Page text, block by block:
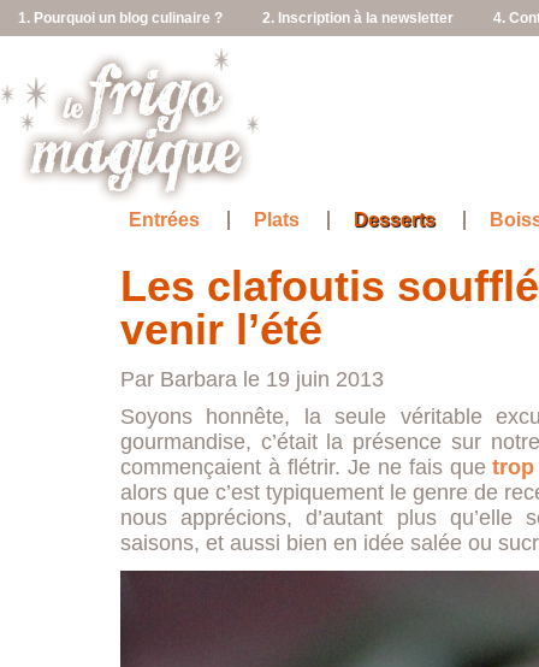
1. Pourquoi un blog culinaire ? 2. Inscription à la newsletter 4.
Entrées Plats Desserts
Les clafoutis
venir l’été
Par Barbara le 19 juin 2013
Soyons honnête, la seule véritable
gourmandise, c’était la présence sur
commençaient à flétrir. Je ne fais quetrop
alors que c’est typiquement le genre de
nous apprécions, d’autant plus qu’elle
saisons, et aussi bien en idée salée ou